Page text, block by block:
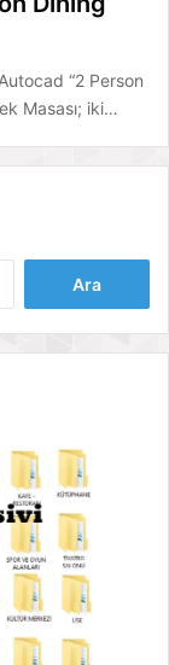
“2 Person
Masası; iki…